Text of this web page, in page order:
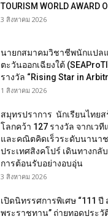
TOURISM WORLD AWARD
3 สิงหาคม 2026
นายกสมาคมวิชาชีพนักแปลแ
ตะวันออกเฉียงใต้
รางวัล “Rising Star in
1 สิงหาคม 2026
สมุทรปราการ นักเรียนไทยส
โลกคว้า 127 รางวัล จากเ
และคณิตคิดเร็วระดับนานา
ประเทศสิงคโปร์ เดินทางกลั
การต้อนรับอย่างอบอุ่น
3 สิงหาคม 2026
เปิดนิทรรศการพิเศษ “111
พระราชทาน” ถ่ายทอดประ